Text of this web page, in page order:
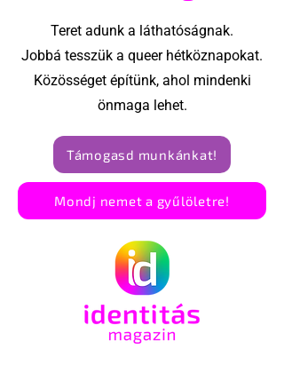
Teret adunk a láthatóságnak.
Jobbá tesszük a queer hétköznapokat.
Közösséget építünk, ahol mindenki
önmaga lehet.
Támogasd munkánkat!
Mondj nemet a gyűlöletre!